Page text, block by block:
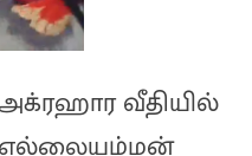
அக்ரஹார வீதியில்
எல்லையம்மன்